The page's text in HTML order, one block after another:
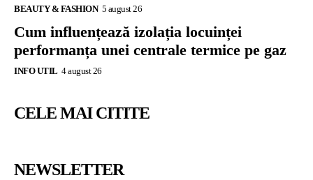
BEAUTY & FASHION 5 august 26
Cum influențează izolația locuinței
performanța unei centrale termice pe gaz
INFO UTIL 4 august 26
CELE MAI CITITE
NEWSLETTER